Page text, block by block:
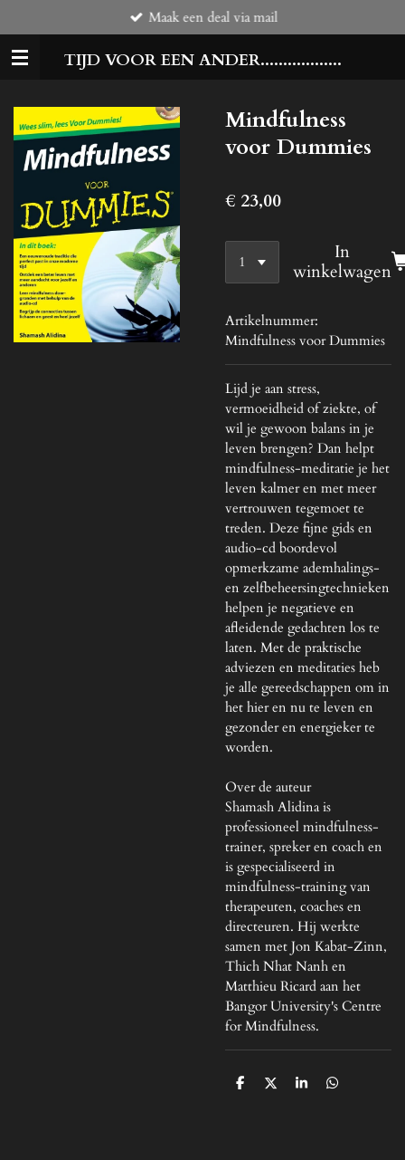
direct
naar
TIJD VOOR EEN ANDER..................
Maak een deal via mail
Mindfulness
voor Dummies
€ 23,00
In
winkelwagen
Artikelnummer:
Mindfulness voor Dummies
Lijd je aan stress,
vermoeidheid of ziekte, of
wil je gewoon balans in je
leven brengen? Dan helpt
mindfulness-meditatie je het
leven kalmer en met meer
vertrouwen tegemoet te
treden. Deze fijne gids en
audio-cd boordevol
opmerkzame ademhalings-
en zelfbeheersingtechnieken
helpen je negatieve en
afleidende gedachten los te
laten. Met de praktische
adviezen en meditaties heb
je alle gereedschappen om in
het hier en nu te leven en
gezonder en energieker te
worden.
Over de auteur
Shamash Alidina is
professioneel mindfulness-
trainer, spreker en coach en
is gespecialiseerd in
mindfulness-training van
therapeuten, coaches en
directeuren. Hij werkte
samen met Jon Kabat-Zinn,
Thich Nhat Nanh en
Matthieu Ricard aan het
Bangor University's Centre
for Mindfulness.
D
D
S
D